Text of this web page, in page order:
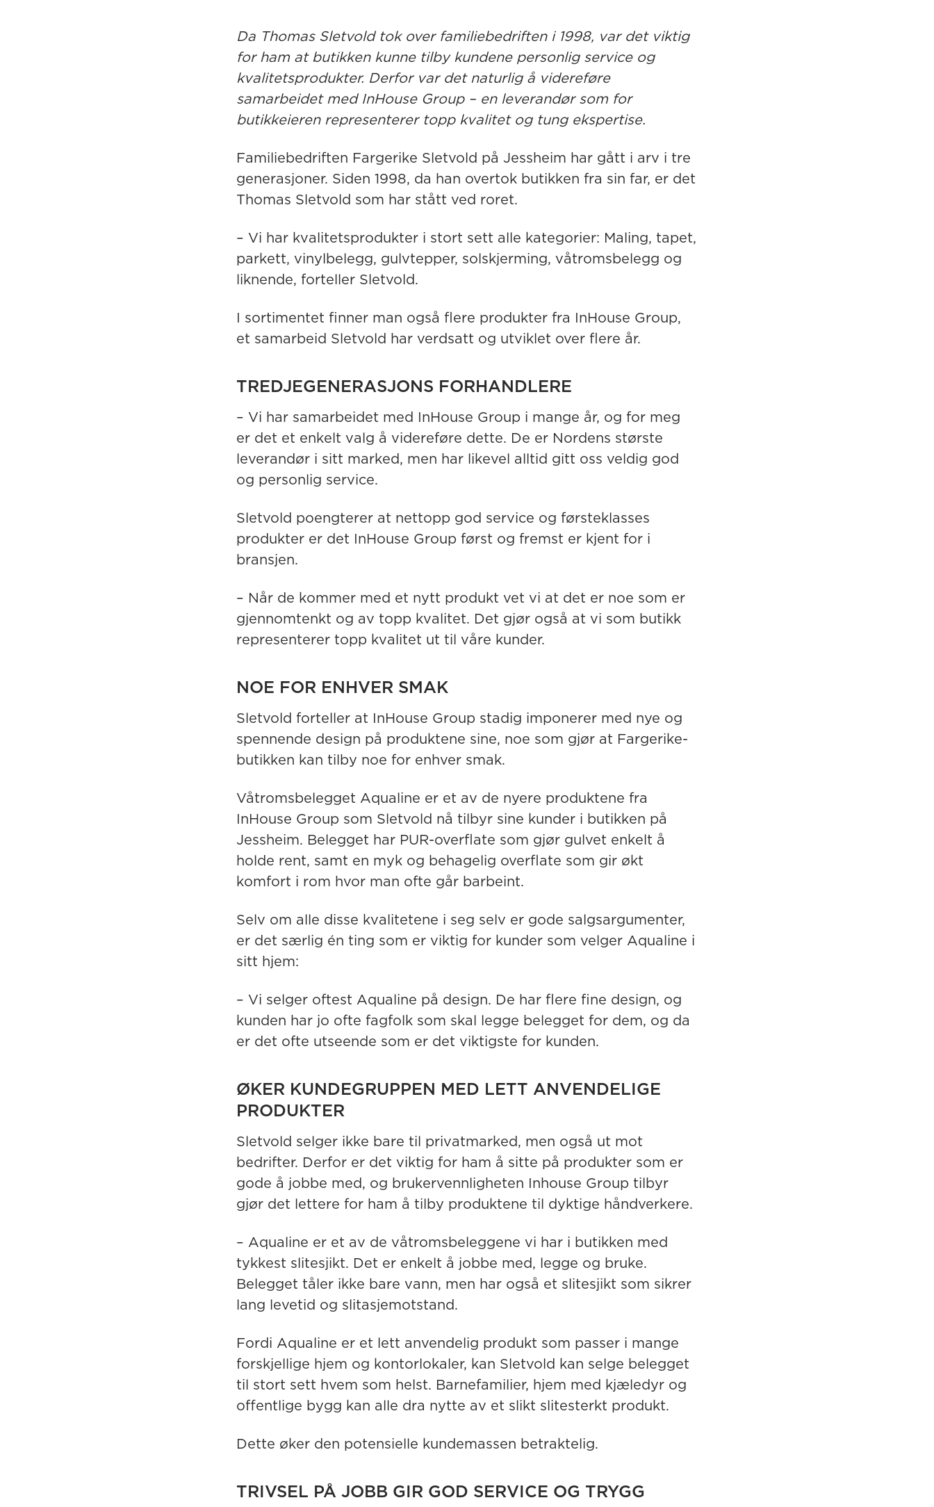
Da Thomas Sletvold tok over familiebedriften i 1998, var det viktig
for ham at butikken kunne tilby kundene personlig service og
kvalitetsprodukter. Derfor var det naturlig å videreføre
samarbeidet med InHouse Group – en leverandør som for
butikkeieren representerer topp kvalitet og tung ekspertise.
Familiebedriften Fargerike Sletvold på Jessheim har gått i arv i tre
generasjoner. Siden 1998, da han overtok butikken fra sin far, er det
Thomas Sletvold som har stått ved roret.
– Vi har kvalitetsprodukter i stort sett alle kategorier: Maling, tapet,
parkett, vinylbelegg, gulvtepper, solskjerming, våtromsbelegg og
liknende, forteller Sletvold.
I sortimentet finner man også flere produkter fra InHouse Group,
et samarbeid Sletvold har verdsatt og utviklet over flere år.
TREDJEGENERASJONS FORHANDLERE
– Vi har samarbeidet med InHouse Group i mange år, og for meg
er det et enkelt valg å videreføre dette. De er Nordens største
leverandør i sitt marked, men har likevel alltid gitt oss veldig god
og personlig service.
Sletvold poengterer at nettopp god service og førsteklasses
produkter er det InHouse Group først og fremst er kjent for i
bransjen.
– Når de kommer med et nytt produkt vet vi at det er noe som er
gjennomtenkt og av topp kvalitet. Det gjør også at vi som butikk
representerer topp kvalitet ut til våre kunder.
NOE FOR ENHVER SMAK
Sletvold forteller at InHouse Group stadig imponerer med nye og
spennende design på produktene sine, noe som gjør at Fargerike-
butikken kan tilby noe for enhver smak.
Våtromsbelegget Aqualine er et av de nyere produktene fra
InHouse Group som Sletvold nå tilbyr sine kunder i butikken på
Jessheim. Belegget har PUR-overflate som gjør gulvet enkelt å
holde rent, samt en myk og behagelig overflate som gir økt
komfort i rom hvor man ofte går barbeint.
Selv om alle disse kvalitetene i seg selv er gode salgsargumenter,
er det særlig én ting som er viktig for kunder som velger Aqualine i
sitt hjem:
– Vi selger oftest Aqualine på design. De har flere fine design, og
kunden har jo ofte fagfolk som skal legge belegget for dem, og da
er det ofte utseende som er det viktigste for kunden.
ØKER KUNDEGRUPPEN MED LETT ANVENDELIGE
PRODUKTER
Sletvold selger ikke bare til privatmarked, men også ut mot
bedrifter. Derfor er det viktig for ham å sitte på produkter som er
gode å jobbe med, og brukervennligheten Inhouse Group tilbyr
gjør det lettere for ham å tilby produktene til dyktige håndverkere.
– Aqualine er et av de våtromsbeleggene vi har i butikken med
tykkest slitesjikt. Det er enkelt å jobbe med, legge og bruke.
Belegget tåler ikke bare vann, men har også et slitesjikt som sikrer
lang levetid og slitasjemotstand.
Fordi Aqualine er et lett anvendelig produkt som passer i mange
forskjellige hjem og kontorlokaler, kan Sletvold kan selge belegget
til stort sett hvem som helst. Barnefamilier, hjem med kjæledyr og
offentlige bygg kan alle dra nytte av et slikt slitesterkt produkt.
Dette øker den potensielle kundemassen betraktelig.
TRIVSEL PÅ JOBB GIR GOD SERVICE OG TRYGG